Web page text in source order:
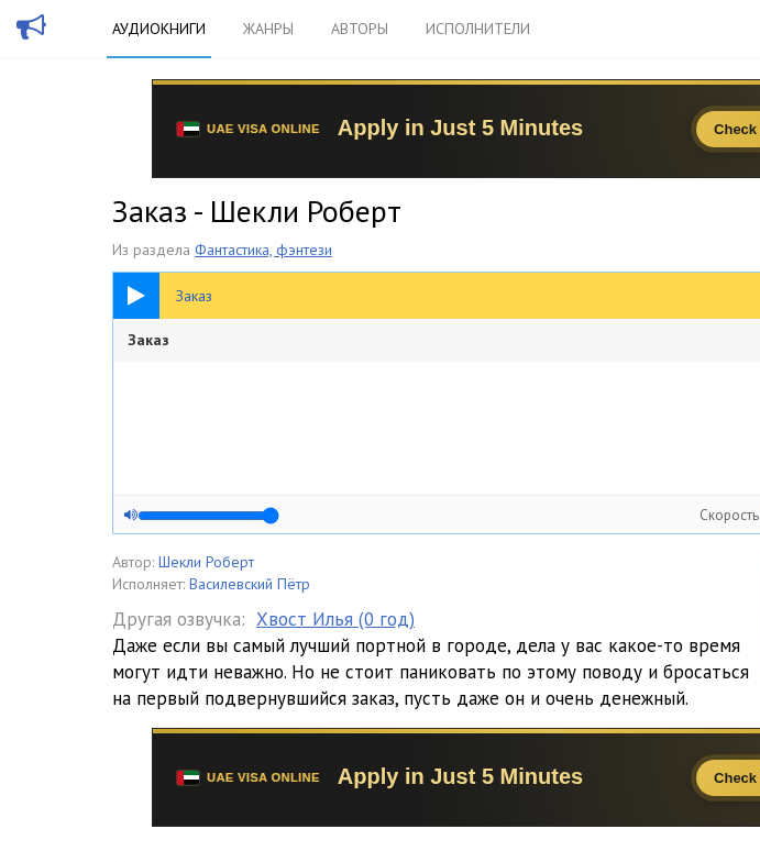
АУДИОКНИГИ ЖАНРЫ АВТОРЫ ИСПОЛНИТЕЛИ
Заказ - Шекли Роберт
Из раздела Фантастика, фэнтези
Заказ
14:54
Заказ
Скорость
Автор: Шекли Роберт
Исполняет: Василевский Пётр
Другая озвучка: Хвост Илья (0 год)
Даже если вы самый лучший портной в городе, дела у вас какое-то время
могут идти неважно. Но не стоит паниковать по этому поводу и бросаться
на первый подвернувшийся заказ, пусть даже он и очень денежный.